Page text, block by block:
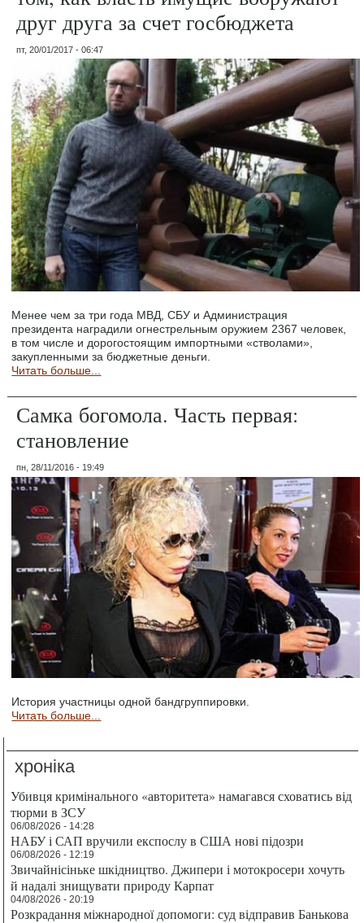
друг друга за счет госбюджета
пт, 20/01/2017 - 06:47
Менее чем за три года МВД, СБУ и Администрация
президента наградили огнестрельным оружием 2367 человек,
в том числе и дорогостоящим импортными «стволами»,
закупленными за бюджетные деньги.
Читать больше...
Самка богомола. Часть первая:
становление
пн, 28/11/2016 - 19:49
История участницы одной бандгруппировки.
Читать больше...
хроніка
Убивця кримінального «авторитета» намагався сховатись від
тюрми в ЗСУ
06/08/2026 - 14:28
НАБУ і САП вручили експослу в США нові підозри
06/08/2026 - 12:19
Звичайнісіньке шкідництво. Джипери і мотокросери хочуть
й надалі знищувати природу Карпат
04/08/2026 - 20:19
Розкрадання міжнародної допомоги: суд відправив Банькова